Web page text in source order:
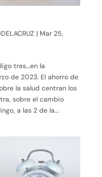
| Mar 25,
tres…en la
de 2023. El ahorro de
la salud centran los
sobre el cambio
a las 2 de la...